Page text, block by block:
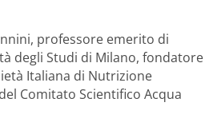
professore emerito di
degli Studi di Milano, fondatore
Italiana di Nutrizione
Comitato Scientifico Acqua